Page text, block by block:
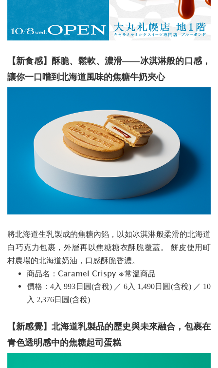
【新食感】酥脆、鬆軟、濃滑——冰淇淋般的口感，
讓你一口嚐到北海道風味的焦糖牛奶夾心
​​​​​​將北海道生乳製成的焦糖內餡，以如冰淇淋般柔滑的北海道
白巧克力包裹，外層再以焦糖糖衣酥脆覆蓋。 餅皮使用町
村農場的北海道奶油，口感酥脆香濃。
商品名：Caramel Crispy ※常溫商品
價格：4入 993日圓(含稅) ／6入 1,490日圓(含稅) ／ 10
入 2,376日圓(含稅)
【新感覺】北海道乳製品的歷史與未來融合，包裹在
青色透明感中的焦糖起司蛋糕